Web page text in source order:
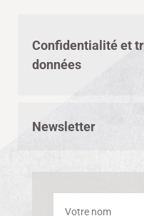
Confidentialité et
données
Newsletter